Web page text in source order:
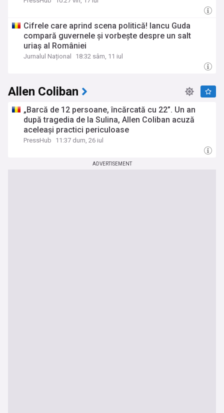
Cifrele care aprind scena politică! Iancu Guda
compară guvernele și vorbește despre un salt
uriaș al României
Jurnalul Național 18:32 sâm, 11 iul
Allen Coliban
„Barcă de 12 persoane, încărcată cu 22”. Un an
după tragedia de la Sulina, Allen Coliban acuză
aceleași practici periculoase
PressHub 11:37 dum, 26 iul
ADVERTISEMENT